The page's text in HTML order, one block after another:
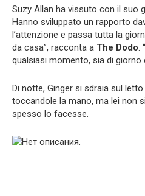
Suzy Allan ha vissuto con il suo
Hanno sviluppato un rapporto
l’attenzione e passa tutta la
da casa”, racconta a The Dodo.
qualsiasi momento, sia di giorno
Di notte, Ginger si sdraia sul
toccandole la mano, ma lei non
spesso lo facesse.